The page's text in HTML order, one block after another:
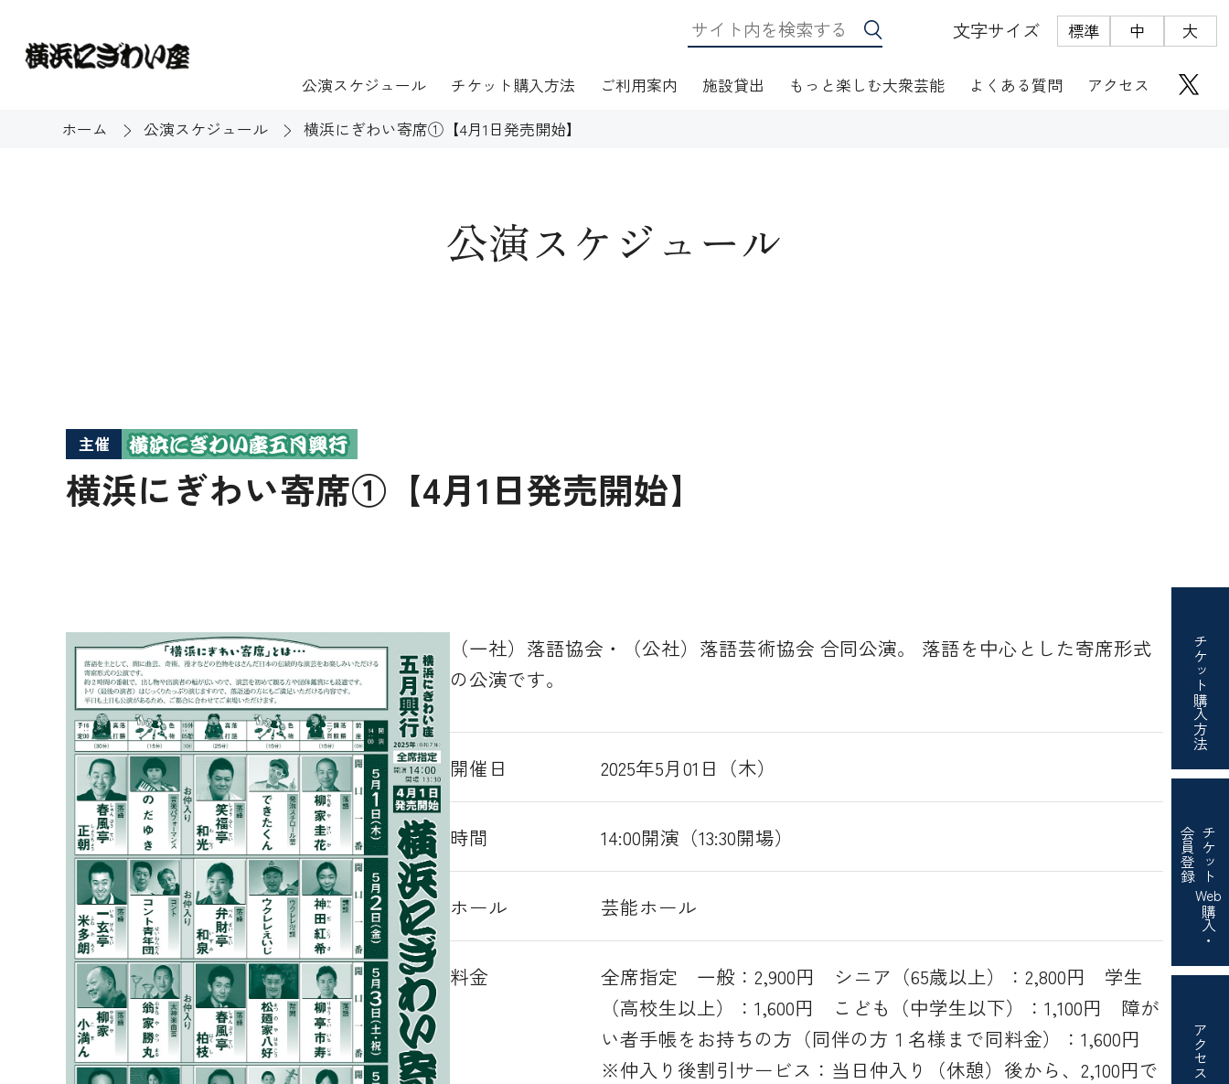
文字サイズ 標準 中 大
公演スケジュール チケット購入方法 ご利用案内
開館時間・休館日・アクセス フロアマップ
施設貸出
施設資料
もっと楽しむ大衆芸能
ワークショップ
よくある質問 アクセス
チケット
購入方法
チケット
Web
購入・
会員登録
アクセス
ホーム 公演スケジュール 横浜にぎわい寄席①【4月1日発売開始】
公演スケジュール
主催
横浜にぎわい寄席①【4月1日発売開始】
（一社）落語協会・（公社）落語芸術協会 合同公演。 落語を中心とした寄席形式
の公演です。
開催日 2025年5月01日（木）
時間 14:00開演（13:30開場）
ホール 芸能ホール
料金
全席指定 一般：2,900円 シニア（65歳以上）：2,800円 学生
（高校生以上）：1,600円 こども（中学生以下）：1,100円 障が
い者手帳をお持ちの方（同伴の方１名様まで同料金）：1,600円
※仲入り後割引サービス：当日仲入り（休憩）後から、2,100円で